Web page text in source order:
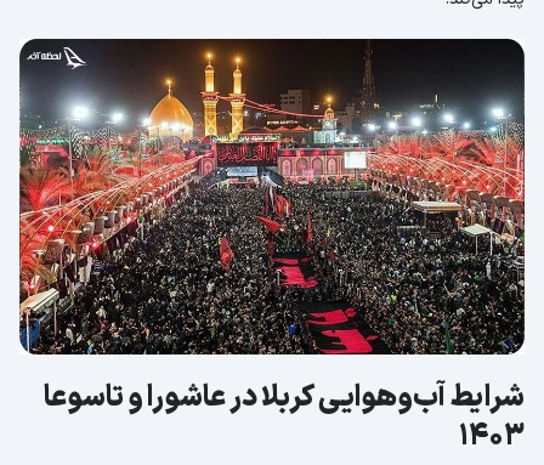
شرایط آب‌وهوایی کربلا در عاشورا و تاسوعا
1403